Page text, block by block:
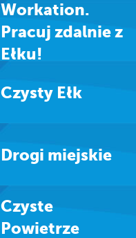
Workation.
Pracuj zdalnie z
Ełku!
Czysty Ełk
Drogi miejskie
Czyste
Powietrze